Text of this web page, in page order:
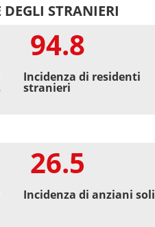
STRANIERI
94.8
Incidenza di residenti
stranieri
26.5
Incidenza di anziani soli